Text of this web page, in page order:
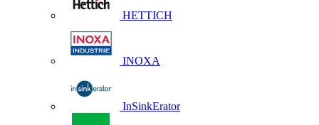
HETTICH
INOXA
InSinkErator